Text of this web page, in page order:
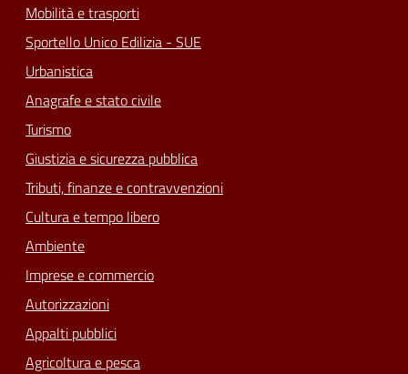
Mobilità e trasporti
Sportello Unico Edilizia - SUE
Urbanistica
Anagrafe e stato civile
Turismo
Giustizia e sicurezza pubblica
Tributi, finanze e contravvenzioni
Cultura e tempo libero
Ambiente
Imprese e commercio
Autorizzazioni
Appalti pubblici
Agricoltura e pesca